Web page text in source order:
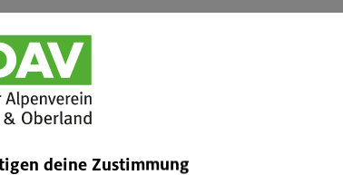
deine Zustimmung